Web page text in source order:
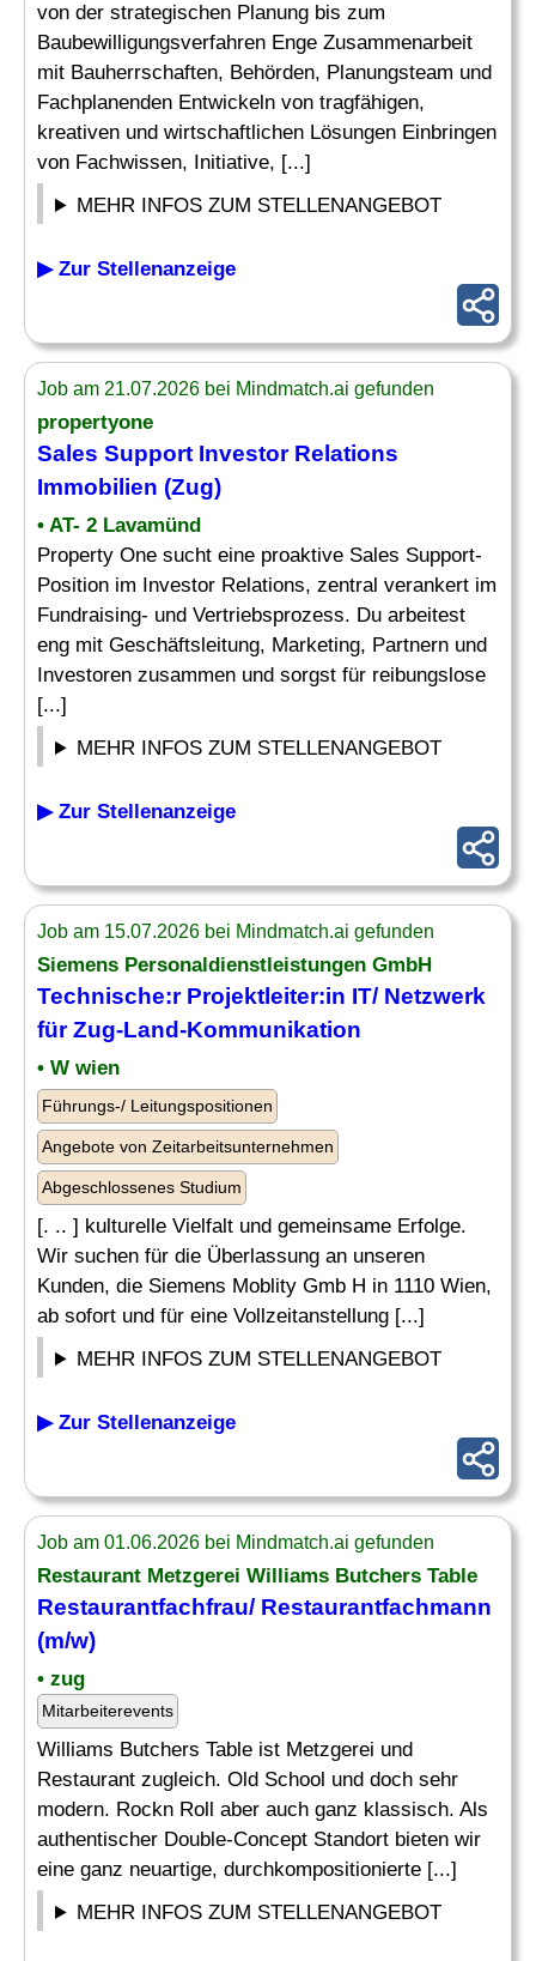
von der strategischen Planung bis zum
Baubewilligungsverfahren Enge Zusammenarbeit
mit Bauherrschaften, Behörden, Planungsteam und
Fachplanenden Entwickeln von tragfähigen,
kreativen und wirtschaftlichen Lösungen Einbringen
von Fachwissen, Initiative, [...]
MEHR INFOS ZUM STELLENANGEBOT
▶ Zur Stellenanzeige
Job am 21.07.2026 bei Mindmatch.ai gefunden
propertyone
Sales Support Investor Relations
Immobilien (Zug)
• AT- 2 Lavamünd
Property One sucht eine proaktive Sales Support-
Position im Investor Relations, zentral verankert im
Fundraising- und Vertriebsprozess. Du arbeitest
eng mit Geschäftsleitung, Marketing, Partnern und
Investoren zusammen und sorgst für reibungslose
[...]
MEHR INFOS ZUM STELLENANGEBOT
▶ Zur Stellenanzeige
Job am 15.07.2026 bei Mindmatch.ai gefunden
Siemens Personaldienstleistungen GmbH
Technische:r Projektleiter:in IT/ Netzwerk
fürZug-Land-Kommunikation
• W wien
Führungs-/ Leitungspositionen
Angebote von Zeitarbeitsunternehmen
Abgeschlossenes Studium
[. .. ] kulturelle Vielfalt und gemeinsame Erfolge.
Wir suchen für die Überlassung an unseren
Kunden, die Siemens Moblity Gmb H in 1110 Wien,
ab sofort und für eine Vollzeitanstellung [...]
MEHR INFOS ZUM STELLENANGEBOT
▶ Zur Stellenanzeige
Job am 01.06.2026 bei Mindmatch.ai gefunden
Restaurant Metzgerei Williams Butchers Table
Restaurantfachfrau/ Restaurantfachmann
(m/w)
• zug
Mitarbeiterevents
Williams Butchers Table ist Metzgerei und
Restaurant zugleich. Old School und doch sehr
modern. Rockn Roll aber auch ganz klassisch. Als
authentischer Double-Concept Standort bieten wir
eine ganz neuartige, durchkompositionierte [...]
MEHR INFOS ZUM STELLENANGEBOT